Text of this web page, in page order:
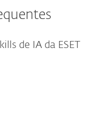
de IA da ESET